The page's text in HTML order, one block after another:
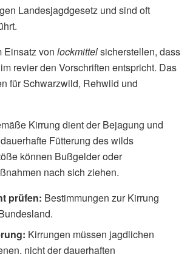
Landesjagdgesetz und sind oft
Einsatz von lockmittelsicherstellen, dass
revier den Vorschriften entspricht. Das
für Schwarzwild, Rehwild und
Kirrung dient der Bejagung und
Fütterung des wilds
können Bußgelder oder
nach sich ziehen.
prüfen: Bestimmungen zur Kirrung
Kirrungen müssen jagdlichen
nicht der dauerhaften